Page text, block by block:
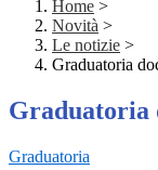
Home >
Novità >
Le notizie >
Graduatoria
Graduatoria
Graduatoria